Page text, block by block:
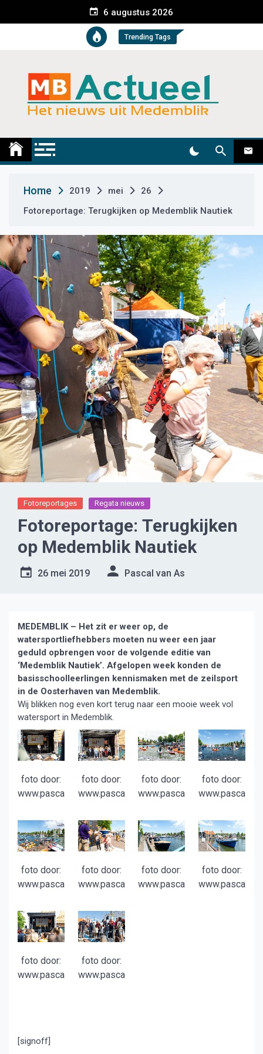
e
t
6 augustus 2026
Trending Tags
Medemblik Actueel
Home 2019 mei
26
Fotoreportage: Terugkijken op Medemblik Nautiek
Fotoreportages Regata nieuws
Fotoreportage: Terugkijken
op Medemblik Nautiek
26 mei 2019 Pascal van As
MEDEMBLIK – Het zit er weer op, de
watersportliefhebbers moeten nu weer een jaar
geduld opbrengen voor de volgende editie van
‘Medemblik Nautiek’. Afgelopen week konden de
basisschoolleerlingen kennismaken met de zeilsport
in de Oosterhaven van Medemblik.
Wij blikken nog even kort terug naar een mooie week vol
watersport in Medemblik.
foto door:
www.pascalvanas.nl
foto door:
www.pascalvanas.nl
foto door:
www.pascalvanas.nl
foto door:
foto door:
www.pascalvanas.nl
foto door:
www.pascalvanas.nl
foto door:
www.pascalvanas.nl
foto door:
foto door:
www.pascalvanas.nl
foto door:
www.pascalvanas.nl
[signoff]